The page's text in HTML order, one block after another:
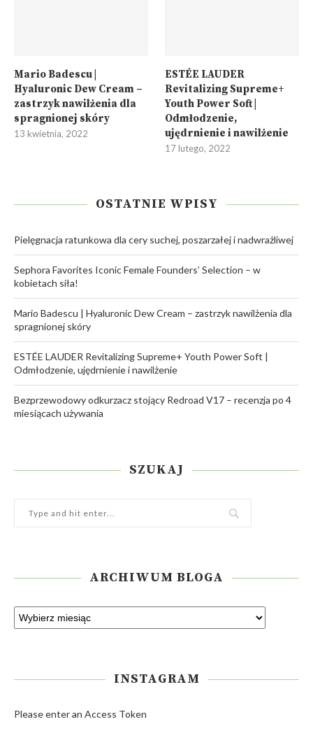
Mario Badescu |
Hyaluronic Dew Cream –
zastrzyk nawilżenia dla
spragnionej skóry
13 kwietnia, 2022
ESTÉE LAUDER
Revitalizing Supreme+
Youth Power Soft |
Odmłodzenie,
ujędrnienie i nawilżenie
17 lutego, 2022
OSTATNIE WPISY
Pielęgnacja ratunkowa dla cery suchej, poszarzałej i nadwrażliwej
Sephora Favorites Iconic Female Founders’ Selection – w
kobietach siła!
Mario Badescu | Hyaluronic Dew Cream – zastrzyk nawilżenia dla
spragnionej skóry
ESTÉE LAUDER Revitalizing Supreme+ Youth Power Soft |
Odmłodzenie, ujędrnienie i nawilżenie
Bezprzewodowy odkurzacz stojący Redroad V17 – recenzja po 4
miesiącach używania
SZUKAJ
ARCHIWUM BLOGA
INSTAGRAM
Please enter an Access Token